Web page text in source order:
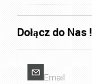
Dołącz do Nas !
Email